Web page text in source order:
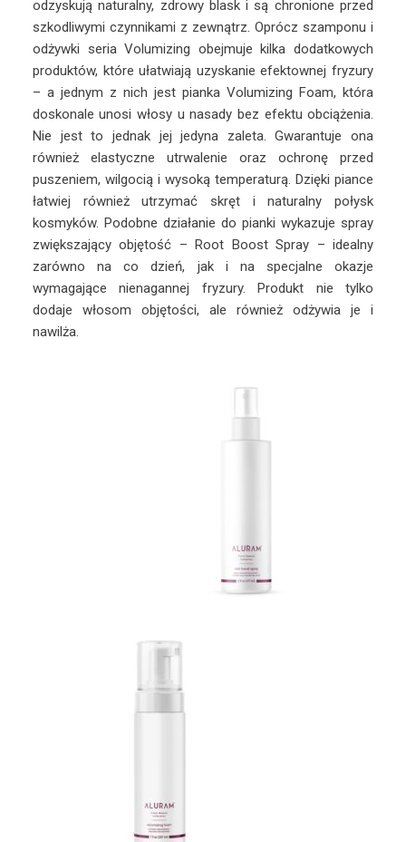
odzyskują naturalny, zdrowy blask i są chronione przed
szkodliwymi czynnikami z zewnątrz. Oprócz szamponu i
odżywki seria Volumizing obejmuje kilka dodatkowych
produktów, które ułatwiają uzyskanie efektownej fryzury
– a jednym z nich jest pianka Volumizing Foam, która
doskonale unosi włosy u nasady bez efektu obciążenia.
Nie jest to jednak jej jedyna zaleta. Gwarantuje ona
również elastyczne utrwalenie oraz ochronę przed
puszeniem, wilgocią i wysoką temperaturą. Dzięki piance
łatwiej również utrzymać skręt i naturalny połysk
kosmyków. Podobne działanie do pianki wykazuje spray
zwiększający objętość – Root Boost Spray – idealny
zarówno na co dzień, jak i na specjalne okazje
wymagające nienagannej fryzury. Produkt nie tylko
dodaje włosom objętości, ale również odżywia je i
nawilża.